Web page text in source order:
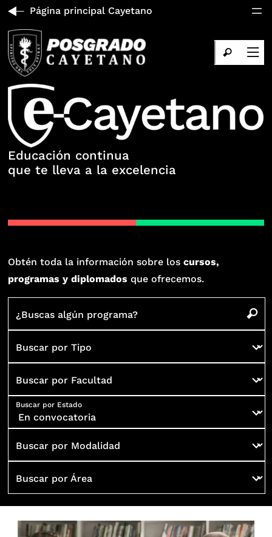
Página principal Cayetano
Educación continua
que te lleva a la excelencia
Obtén toda la información sobre loscursos,
programas y diplomados que ofrecemos.
¿Buscas algún programa?
Buscar por Tipo
Buscar por Facultad
Buscar por Estado
Buscar por Modalidad
Buscar por Área